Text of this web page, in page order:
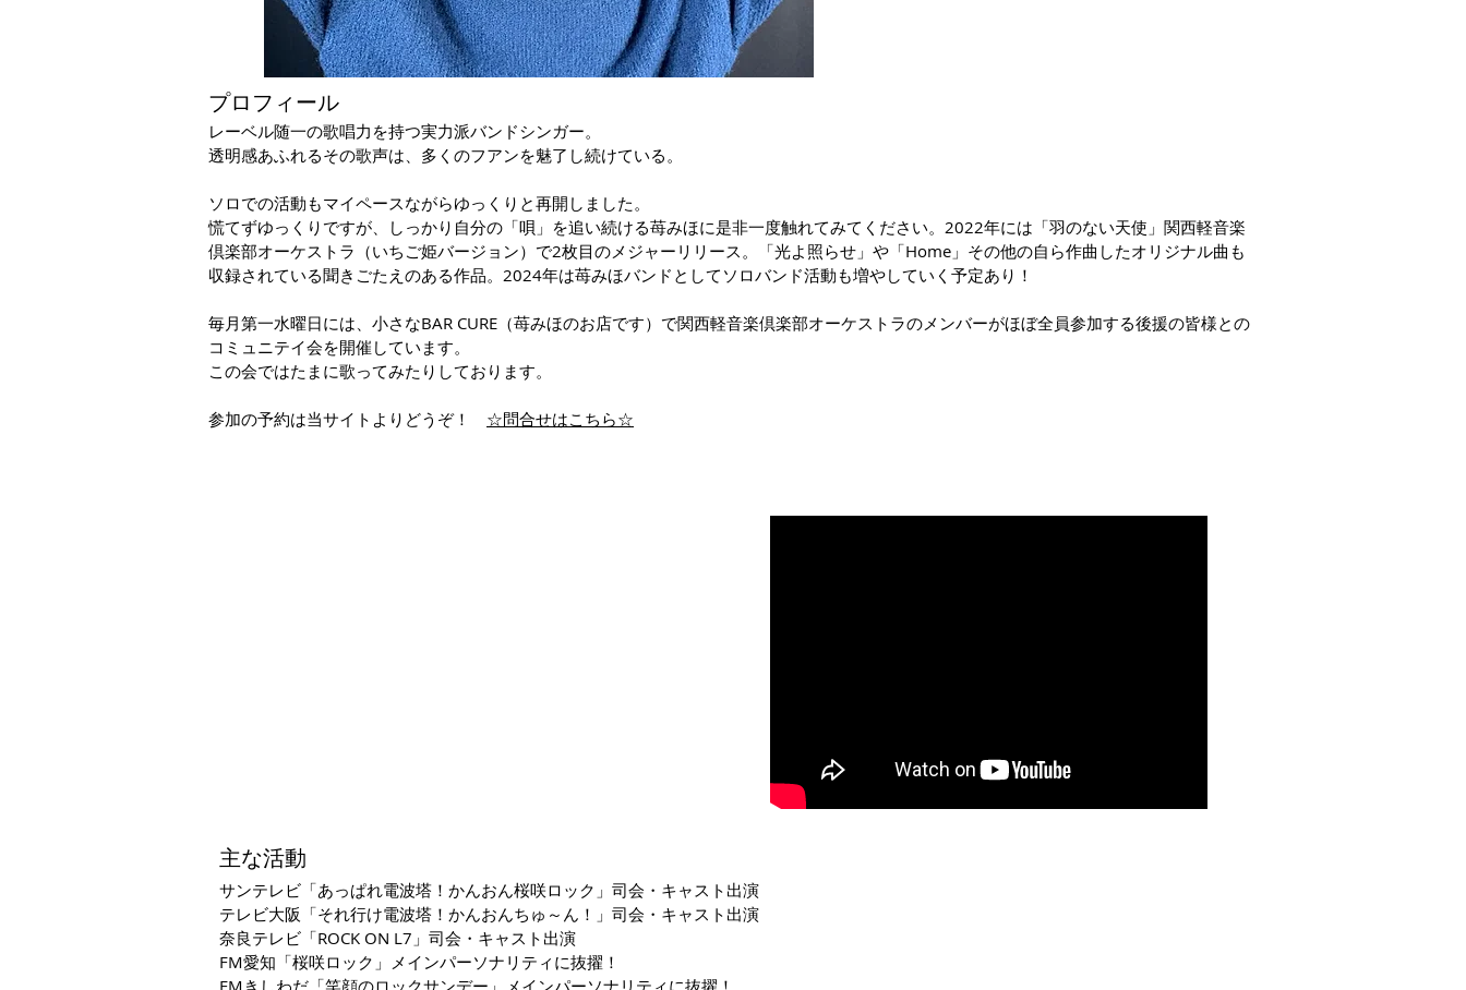
​プロフィール
レーベル随一の歌唱力を持つ実力派バンドシンガー。​
透明感あふれるその歌声は、多くのフアンを魅了し続けている。
ソロでの活動もマイペースながらゆっくりと再開しました。
慌てずゆっくりですが、しっかり自分の「唄」を追い続ける苺みほに是非一度触れてみてください。2022年には「羽のない天使」関西軽音楽
倶楽部オーケストラ（いちご姫バージョン）で2枚目のメジャーリリース。「光よ照らせ」や「Home」その他の自ら作曲したオリジナル曲も
収録されている聞きごたえのある作品。2024年は苺みほバンドとしてソロバンド活動も増やしていく予定あり！
毎月第一水曜日には、小さなBAR CURE（苺みほのお店です）で関西軽音楽倶楽部オーケストラのメンバーがほぼ全員参加する後援の皆様との
コミュニテイ会を開催しています。
この会ではたまに歌ってみたりしております。
​参加の予約は当サイトよりどうぞ！ ☆問合せはこちら☆
主な活動
サンテレビ「あっぱれ電波塔！かんおん桜咲ロック」司会・キャスト出演
テレビ大阪「それ行け電波塔！かんおんちゅ～ん！」司会・キャスト出演
奈良テレビ「ROCK ON L7」司会・キャスト出演
FM愛知「桜咲ロック」メインパーソナリティに抜擢！